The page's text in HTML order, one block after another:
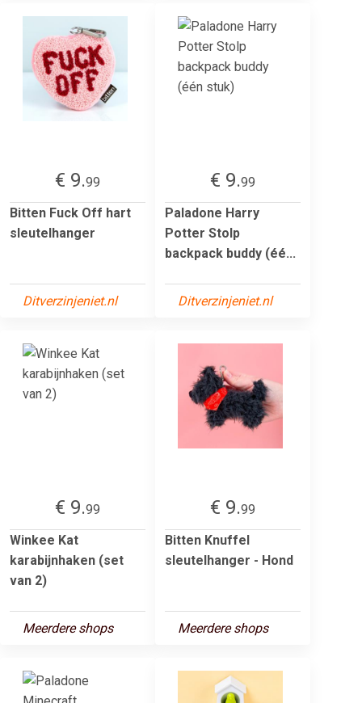
€ 9.99
Bitten Fuck Off hart
sleutelhanger
Ditverzinjeniet.nl
€ 9.99
Paladone Harry
Potter Stolp
backpack buddy (éé...
Ditverzinjeniet.nl
€ 9.99
Winkee Kat
karabijnhaken (set
van 2)
Meerdere shops
€ 9.99
Bitten Knuffel
sleutelhanger - Hond
Meerdere shops